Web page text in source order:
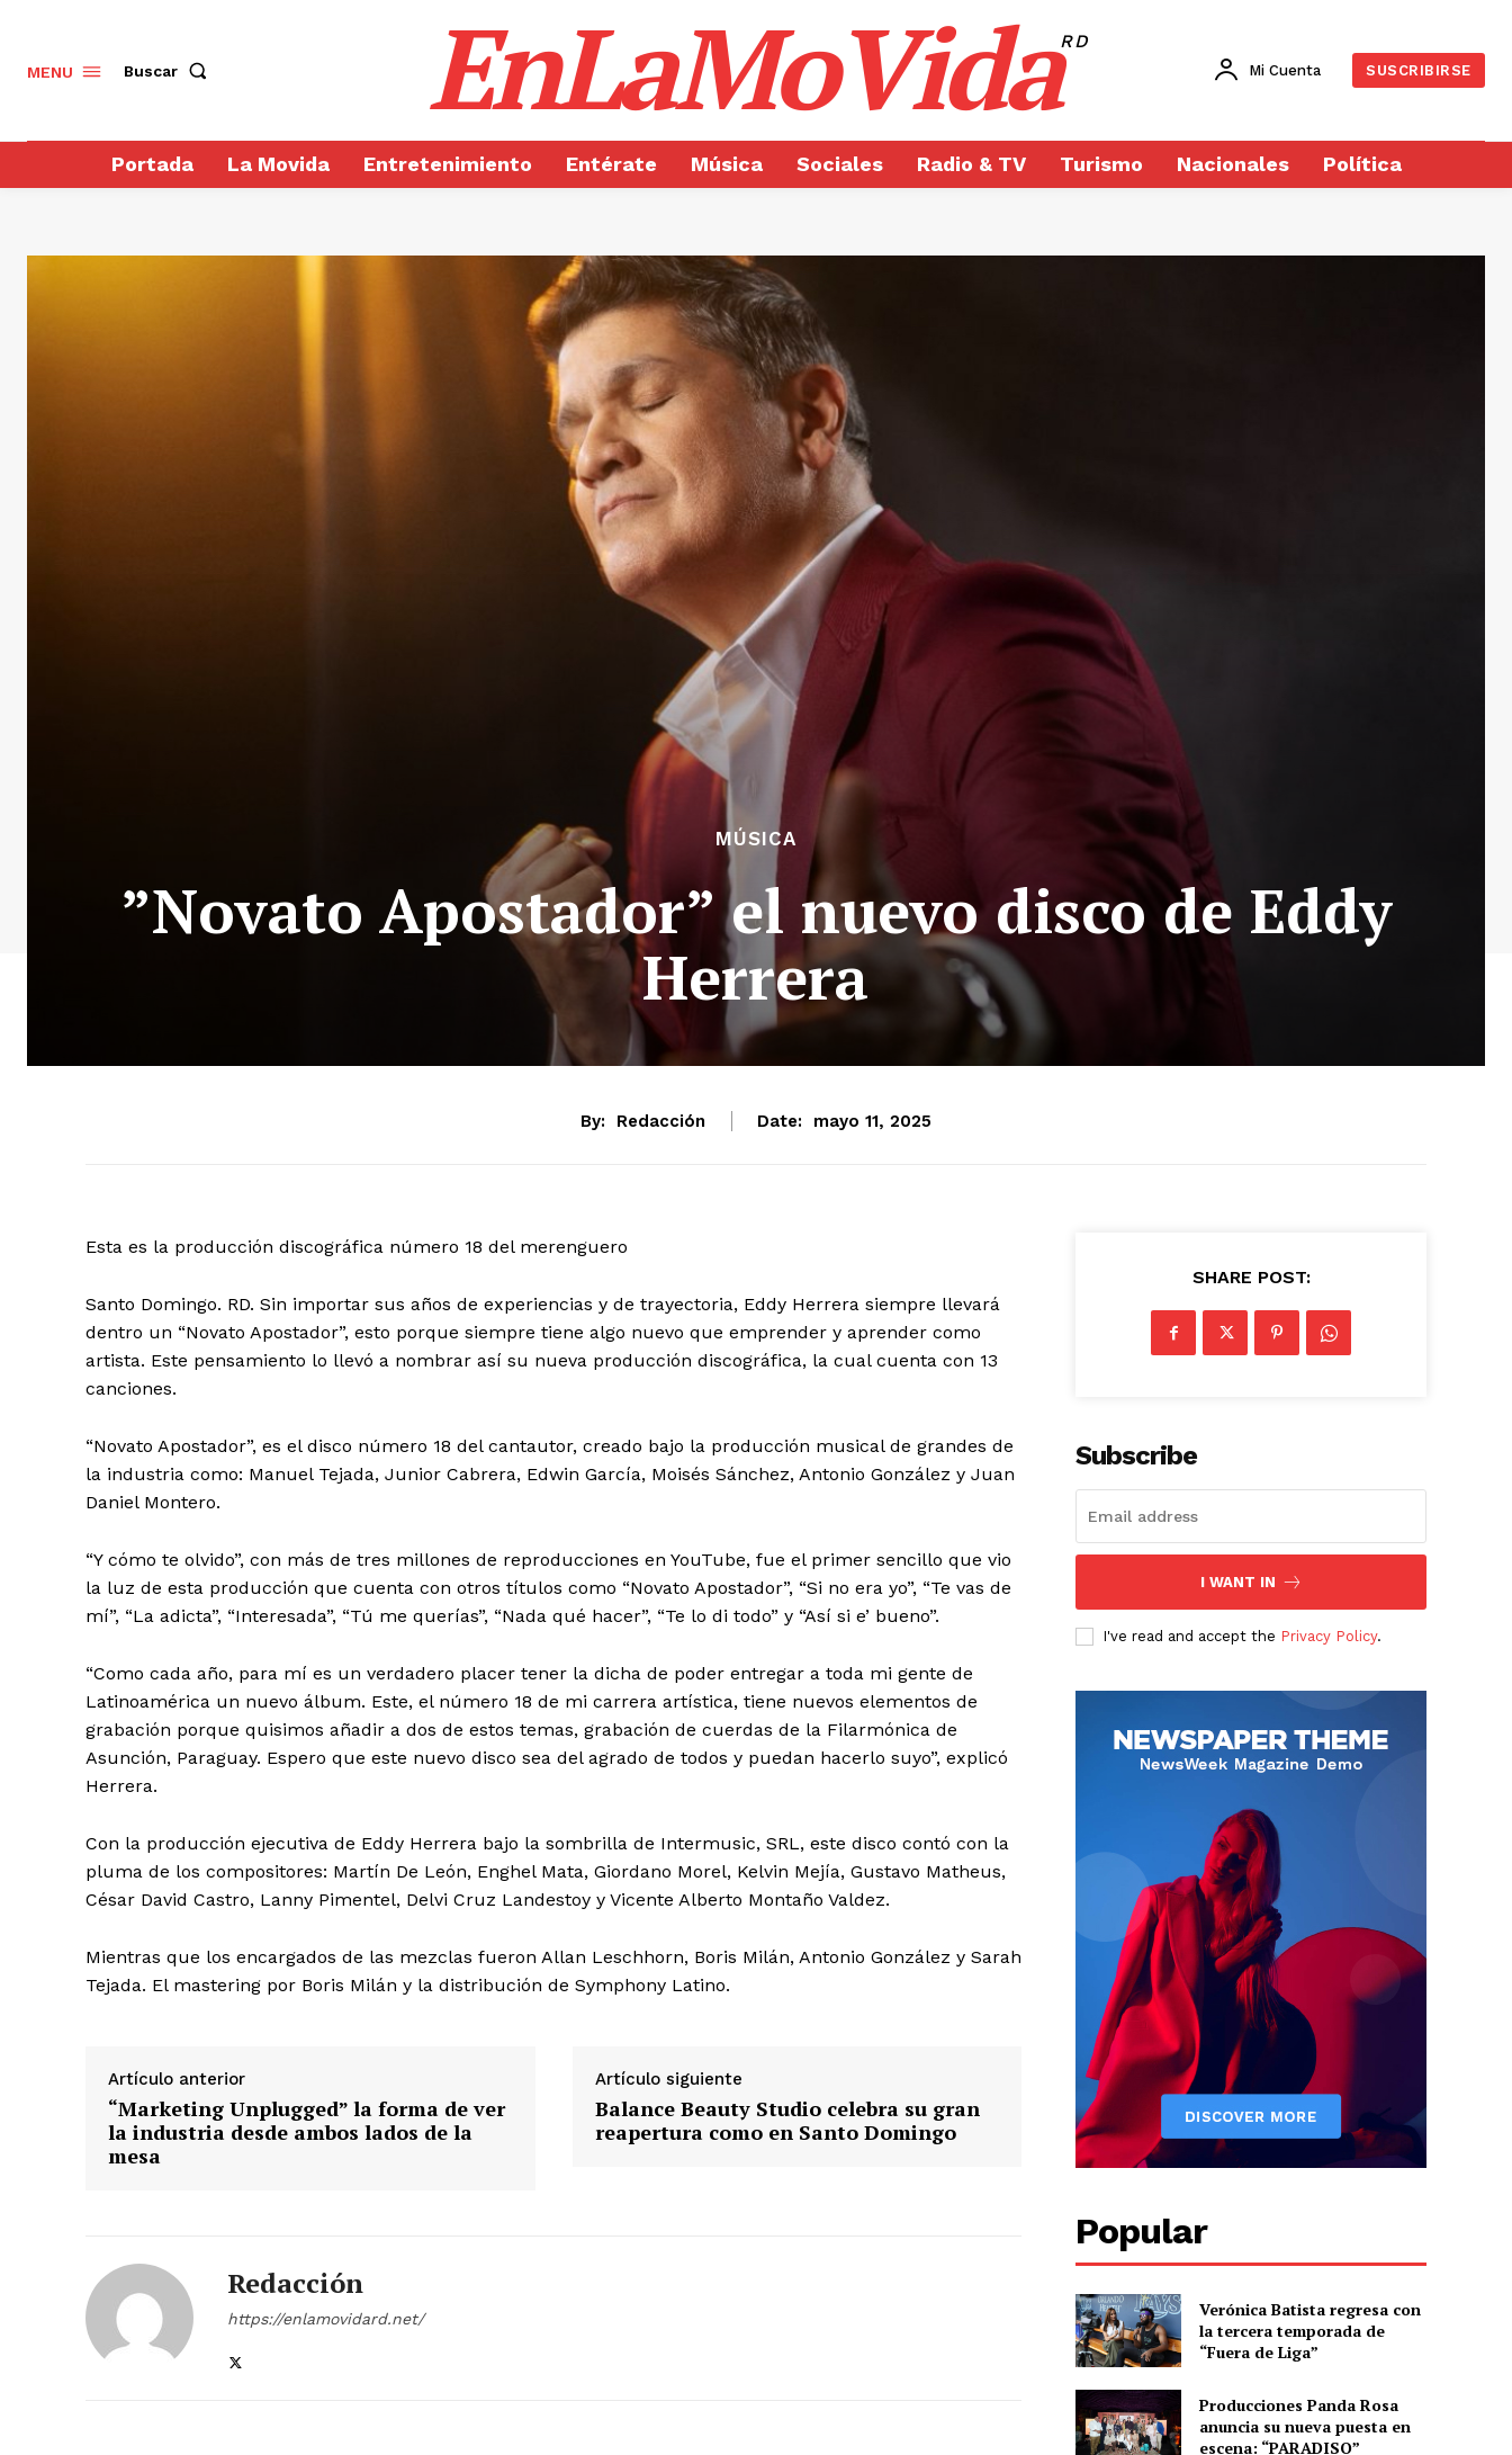
Día de Leyendas
Día de Leyendas
Albert Pujols
MENU Buscar EnLaMoVidaRD
Mi Cuenta SUSCRIBIRSE
Portada La Movida Entretenimiento Entérate Música Sociales Radio & TV Turismo Nacionales Política
MÚSICA
”Novato Apostador” el nuevo disco de Eddy
Herrera
By: Redacción Date: mayo 11, 2025
Esta es la producción discográfica número 18 del merenguero
Santo Domingo. RD. Sin importar sus años de experiencias y de trayectoria, Eddy Herrera siempre llevará
dentro un “Novato Apostador”, esto porque siempre tiene algo nuevo que emprender y aprender como
artista. Este pensamiento lo llevó a nombrar así su nueva producción discográfica, la cual cuenta con 13
canciones.
“Novato Apostador”, es el disco número 18 del cantautor, creado bajo la producción musical de grandes de
la industria como: Manuel Tejada, Junior Cabrera, Edwin García, Moisés Sánchez, Antonio González y Juan
Daniel Montero.
“Y cómo te olvido”, con más de tres millones de reproducciones en YouTube, fue el primer sencillo que vio
la luz de esta producción que cuenta con otros títulos como “Novato Apostador”, “Si no era yo”, “Te vas de
mí”, “La adicta”, “Interesada”, “Tú me querías”, “Nada qué hacer”, “Te lo di todo” y “Así si e’ bueno”.
“Como cada año, para mí es un verdadero placer tener la dicha de poder entregar a toda mi gente de
Latinoamérica un nuevo álbum. Este, el número 18 de mi carrera artística, tiene nuevos elementos de
grabación porque quisimos añadir a dos de estos temas, grabación de cuerdas de la Filarmónica de
Asunción, Paraguay. Espero que este nuevo disco sea del agrado de todos y puedan hacerlo suyo”, explicó
Herrera.
Con la producción ejecutiva de Eddy Herrera bajo la sombrilla de Intermusic, SRL, este disco contó con la
pluma de los compositores: Martín De León, Enghel Mata, Giordano Morel, Kelvin Mejía, Gustavo Matheus,
César David Castro, Lanny Pimentel, Delvi Cruz Landestoy y Vicente Alberto Montaño Valdez.
Mientras que los encargados de las mezclas fueron Allan Leschhorn, Boris Milán, Antonio González y Sarah
Tejada. El mastering por Boris Milán y la distribución de Symphony Latino.
Artículo anterior
“Marketing Unplugged” la forma de ver
la industria desde ambos lados de la
mesa
Artículo siguiente
Balance Beauty Studio celebra su gran
reapertura como en Santo Domingo
Redacción
https://enlamovidard.net/
SHARE POST:
Subscribe
I WANT IN
I've read and accept the Privacy Policy.
Popular
Verónica Batista regresa con
la tercera temporada de
“Fuera de Liga”
Producciones Panda Rosa
anuncia su nueva puesta en
escena: “PARADISO”